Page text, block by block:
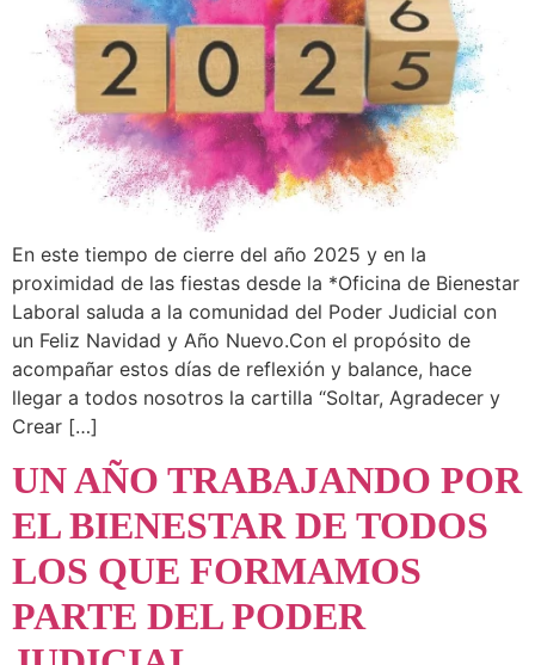
En este tiempo de cierre del año 2025 y en la
proximidad de las fiestas desde la *Oficina de Bienestar
Laboral saluda a la comunidad del Poder Judicial con
un Feliz Navidad y Año Nuevo.Con el propósito de
acompañar estos días de reflexión y balance, hace
llegar a todos nosotros la cartilla “Soltar, Agradecer y
Crear […]
UN AÑO TRABAJANDO POR
EL BIENESTAR DE TODOS
LOS QUE FORMAMOS
PARTE DEL PODER